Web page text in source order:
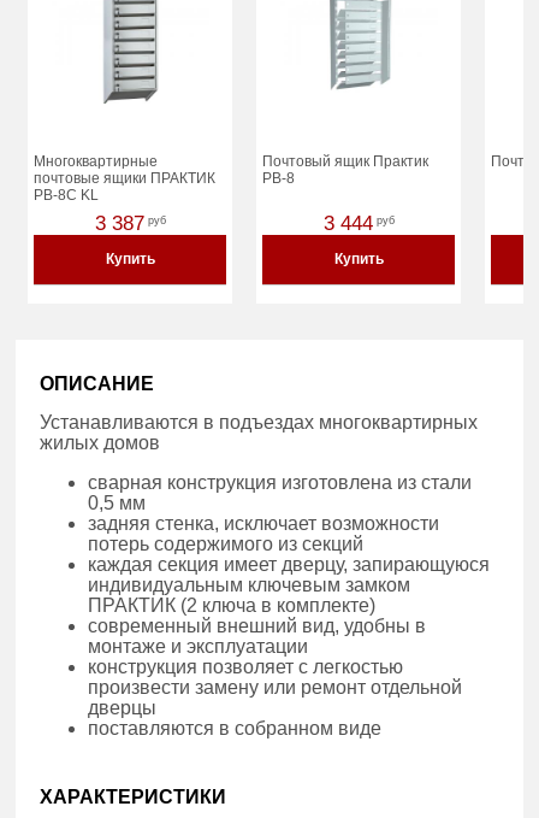
Многоквартирные
почтовые ящики ПРАКТИК
PB-8C KL
3 387 руб
Купить
Почтовый ящик Практик
PB-8
3 444 руб
Купить
ОПИСАНИЕ
Устанавливаются в подъездах многоквартирных
жилых домов
сварная конструкция изготовлена из стали
0,5 мм
задняя стенка, исключает возможности
потерь содержимого из секций
каждая секция имеет дверцу, запирающуюся
индивидуальным ключевым замком
ПРАКТИК (2 ключа в комплекте)
современный внешний вид, удобны в
монтаже и эксплуатации
конструкция позволяет с легкостью
произвести замену или ремонт отдельной
дверцы
поставляются в собранном виде
ХАРАКТЕРИСТИКИ